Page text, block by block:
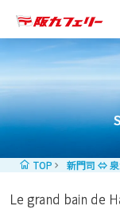
TOP 新門司 ⇔
Le grand bain de